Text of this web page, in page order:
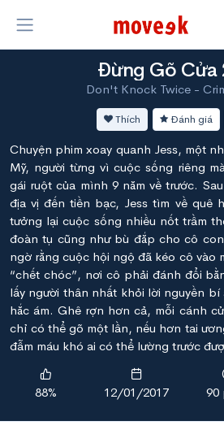
Đừng Gõ Cửa
Don't Knock Twice -
Thích Đánh giá
Chuyện phim xoay quanh Jess, một
Mỹ, người từng vì cuộc sống riêng
gái ruột của mình 9 năm về trước.
địa vị đến tiền bạc, Jess tìm về quê
tưởng lại cuộc sống nhiều nốt trầm
đoàn tụ cũng như bù đắp cho cô
ngờ rằng cuộc hội ngộ đã kéo cô vào
“chết chóc”, nơi cô phải đánh đổi
lấy người thân nhất khỏi lời nguyền
hắc ám. Ghê rợn hơn cả, mỗi cánh
chỉ có thể gõ một lần, nếu hơn tai
đẫm máu khó ai có thể lường trước
88% 12/01/2017 90